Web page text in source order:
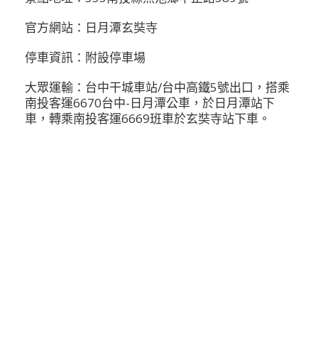
官方網站：日月潭玄奘寺
停車資訊：附設停車場
大眾運輸：台中干城車站/台中高鐵5號出口，搭乘
南投客運6670台中-日月潭公車，於日月潭站下
車，轉乘南投客運6669班車於玄奘寺站下車。